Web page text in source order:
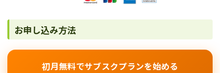
お申し込み方法
初月無料でサブスクプランを始める